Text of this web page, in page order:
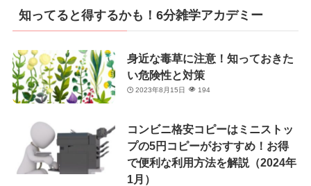
リ
ー
知ってると得するかも！6分雑学アカデミー
身近な毒草に注意！知っておきた
い危険性と対策
2023年8月15日 194
コンビニ格安コピーはミニストッ
プの5円コピーがおすすめ！お得
で便利な利用方法を解説（2024年
1月）